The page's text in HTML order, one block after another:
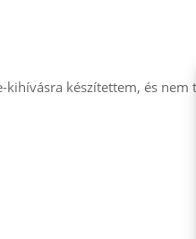
kihívásra készítettem, és